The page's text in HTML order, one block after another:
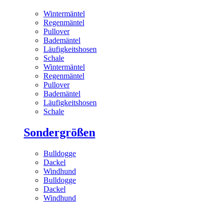
Wintermäntel
Regenmäntel
Pullover
Bademäntel
Läufigkeitshosen
Schale
Wintermäntel
Regenmäntel
Pullover
Bademäntel
Läufigkeitshosen
Schale
Sondergrößen
Bulldogge
Dackel
Windhund
Bulldogge
Dackel
Windhund